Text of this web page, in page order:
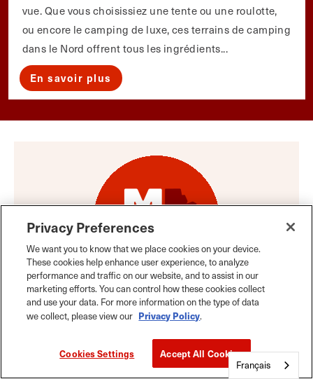
vue. Que vous choisissiez une tente ou une roulotte,
ou encore le camping de luxe, ces terrains de camping
dans le Nord offrent tous les ingrédients...
En savoir plus
À propos de l'auteur
Des conseils de voyage aux moments marquants
des saisons, en passant par les récits de gens du
Français
Privacy Preferences
We want you to know that we place cookies on your device.
These cookies help enhance user experience, to analyze
performance and traffic on our website, and to assist in our
marketing efforts. You can control how these cookies collect
and use your data. For more information on the type of data
we collect, please view our Privacy Policy.
Cookies Settings Accept All Cookies